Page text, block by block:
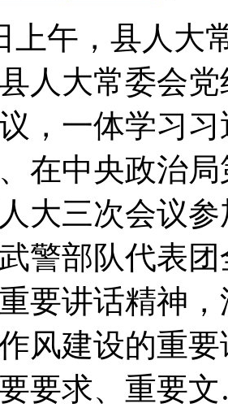
上午，县人大
人大常委会
，一体学习
在中央政治
大三次会议
警部队代表
要讲话精神
风建设的重
要求、重要